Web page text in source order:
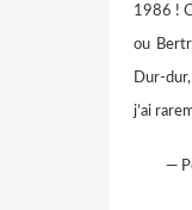
1986 !
ou
Dur-
j’ai
—